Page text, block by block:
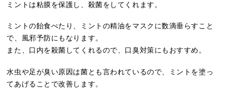
ミントは粘膜を保護し、殺菌をしてくれます。
ミントの飴食べたり、ミントの精油をマスクに数滴垂らすこと
で、風邪予防にもなります。
また、口内を殺菌してくれるので、口臭対策にもおすすめ。
水虫や足が臭い原因は菌とも言われているので、ミントを塗っ
てあげることで改善します。